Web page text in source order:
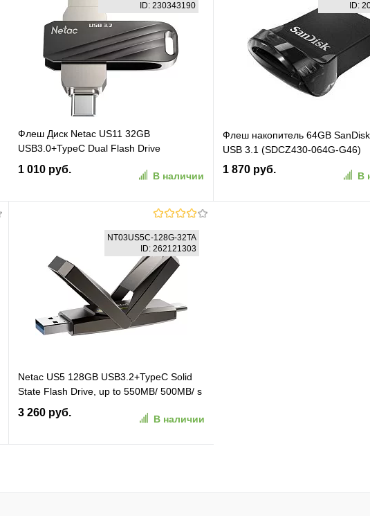
В избранное К сравнению В избранное К
ID: 230343190
Флеш Диск Netac US11 32GB
USB3.0+TypeC Dual Flash Drive
(NT03US11C-032G-32BK)
1 010 руб.
В наличии
В корзину
В избранное К сравнению
ID:
Флеш накопитель 64GB
USB 3.1 (SDCZ430-064G-G46)
1 870 руб.
В
NT03US5C-128G-32TA
ID: 262121303
Netac US5 128GB USB3.2+TypeC Solid
State Flash Drive, up to 550MB/ 500MB/ s
(NT03US5C-128G-32TA)
3 260 руб.
В наличии